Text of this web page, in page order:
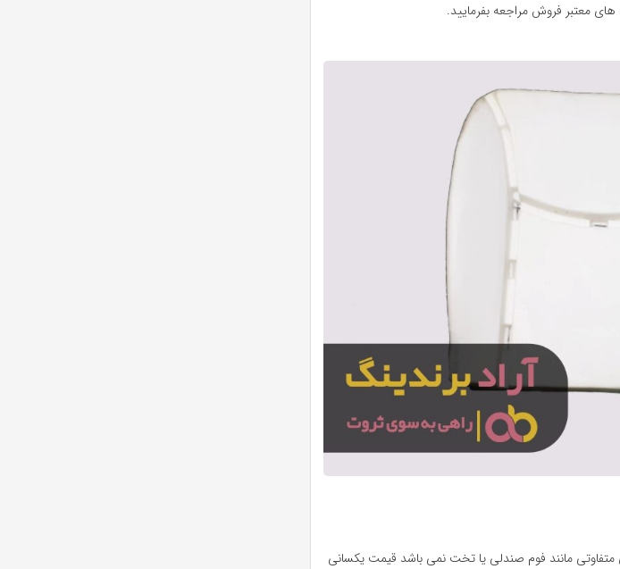
معتبر فروش مراجعه بفرمایید.
متفاوتی مانند فوم صندلی یا تخت نمی باشد قیمت یکسانی